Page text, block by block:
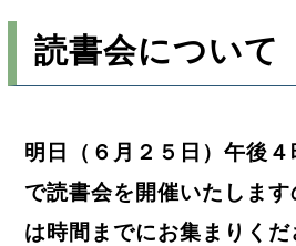
読書会について
明日（６月２５日）午後
で読書会を開催いたしま
は時間までにお集まりくだ